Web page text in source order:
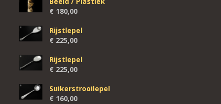
€ 180,00
Rijstlepel
€ 225,00
Rijstlepel
€ 225,00
Suikerstrooilepel
€ 160,00